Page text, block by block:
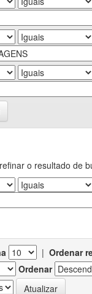
o resultado de
| Ordenar
Ordenar